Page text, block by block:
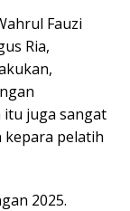
Fauzi
Ria,
itu juga sangat
kepara pelatih
2025.